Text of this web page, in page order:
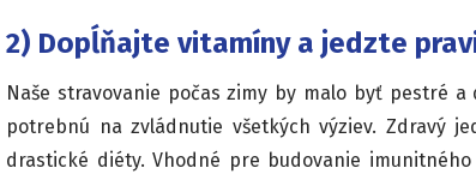
2) Dopĺňajte vitamíny a jedzte
Naše stravovanie počas zimy by malo byť pestré
potrebnú na zvládnutie všetkých výziev. Zdravý
drastické diéty. Vhodné pre budovanie